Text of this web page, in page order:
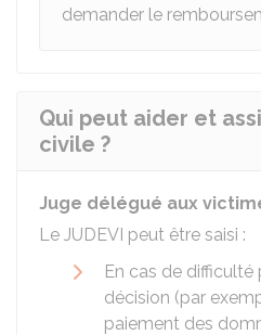
demander le
Qui peut aider et
civile ?
Juge délégué aux
Le JUDEVI peut être saisi :
En cas de
décision (par
paiement des